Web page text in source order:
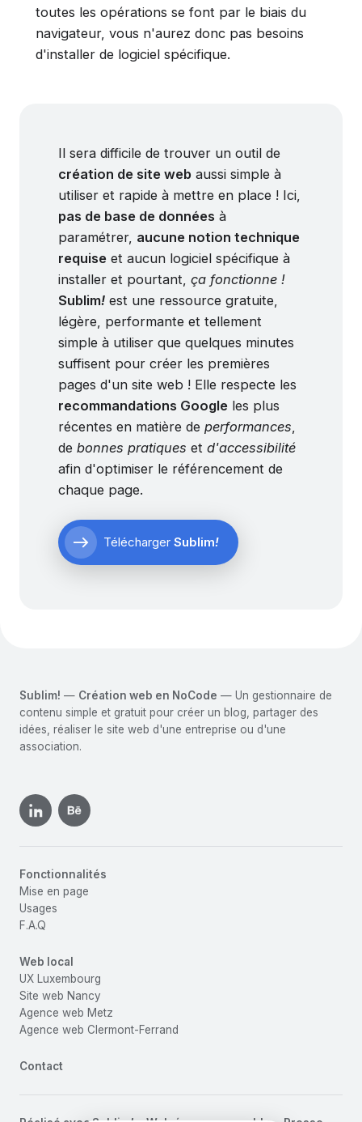
toutes les opérations se font par le biais du
navigateur, vous n'aurez donc pas besoins
d'installer de logiciel spécifique.
Il sera difficile de trouver un outil de
création de site web aussi simple à
utiliser et rapide à mettre en place ! Ici,
pas de base de données à
paramétrer, aucune notion technique
requise et aucun logiciel spécifique à
installer et pourtant, ça fonctionne !
Sublim! est une ressource gratuite,
légère, performante et tellement
simple à utiliser que quelques minutes
suffisent pour créer les premières
pages d'un site web ! Elle respecte les
recommandations Google les plus
récentes en matière de performances,
de bonnes pratiques et d'accessibilité
afin d'optimiser le référencement de
chaque page.
east Télécharger Sublim!
Sublim! — Création web en NoCode — Un gestionnaire de
contenu simple et gratuit pour créer un blog, partager des
idées, réaliser le site web d'une entreprise ou d'une
association.
Fonctionnalités
Mise en page
Usages
F.A.Q
Web local
UX Luxembourg
Site web Nancy
Agence web Metz
Agence web Clermont-Ferrand
Contact